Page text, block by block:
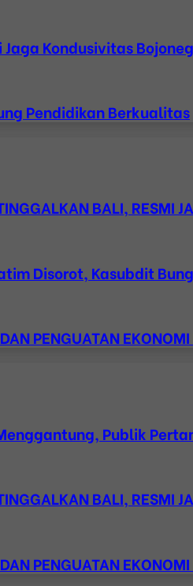
Kondusivitas
Pendidikan Berkualitas
BALI, RESMI
Disorot, Kasubdit
PENGUATAN
Publik
BALI, RESMI
PENGUATAN